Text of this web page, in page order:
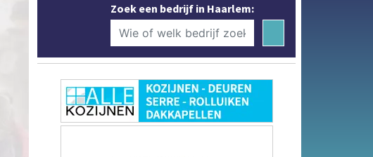
Zoek een bedrijf in Haarlem: